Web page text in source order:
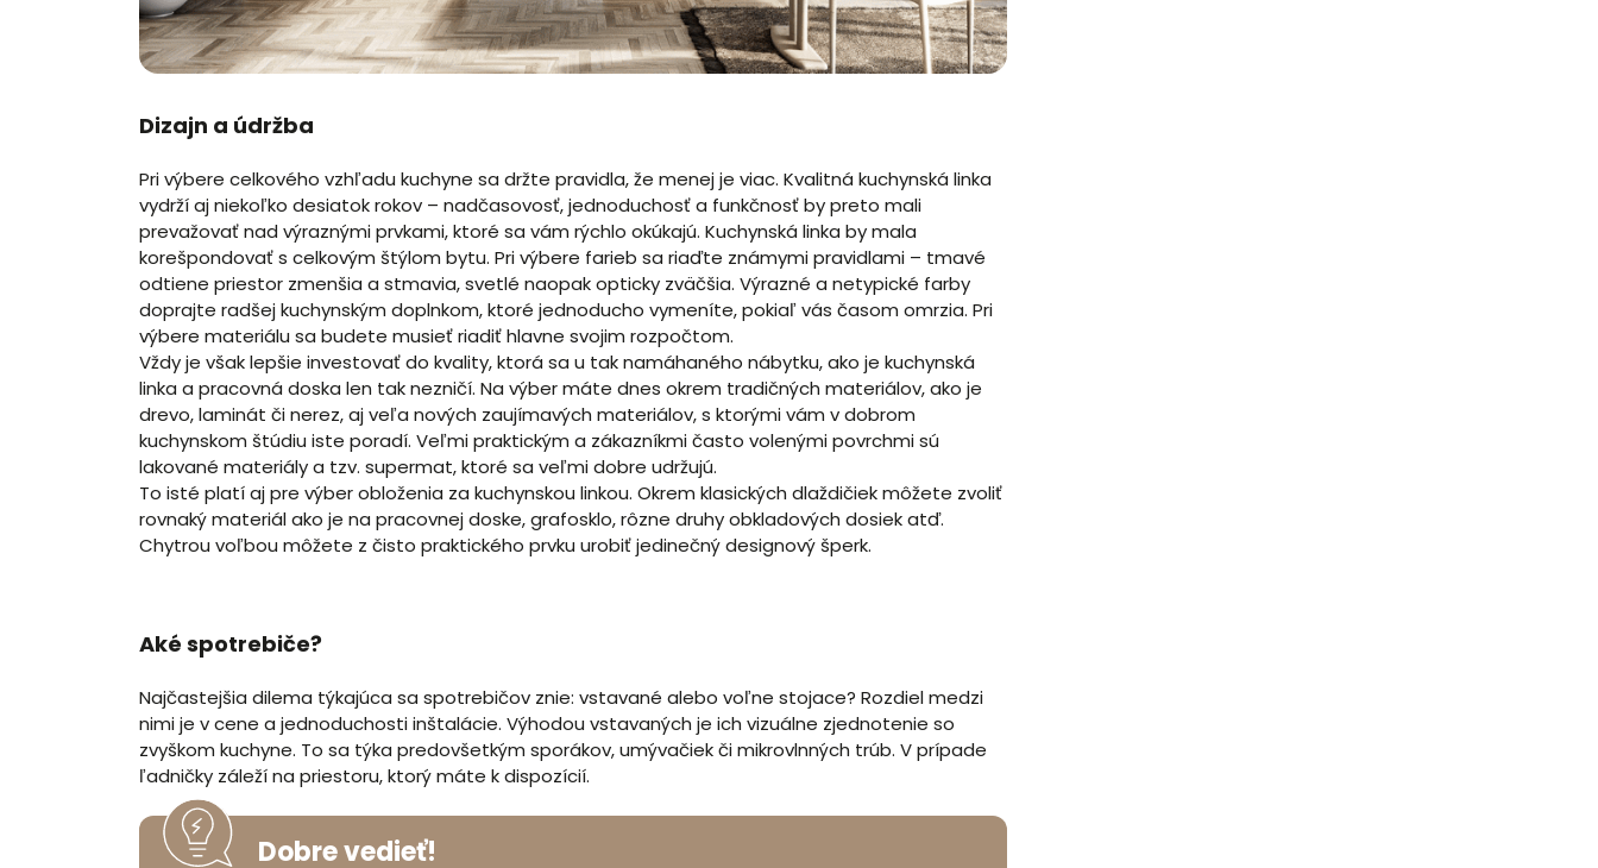
Dizajn a údržba
Pri výbere celkového vzhľadu kuchyne sa držte pravidla, že menej je viac. Kvalitná kuchynská linka
vydrží aj niekoľko desiatok rokov – nadčasovosť, jednoduchosť a funkčnosť by preto mali
prevažovať nad výraznými prvkami, ktoré sa vám rýchlo okúkajú. Kuchynská linka by mala
korešpondovať s celkovým štýlom bytu. Pri výbere farieb sa riaďte známymi pravidlami – tmavé
odtiene priestor zmenšia a stmavia, svetlé naopak opticky zväčšia. Výrazné a netypické farby
doprajte radšej kuchynským doplnkom, ktoré jednoducho vymeníte, pokiaľ vás časom omrzia. Pri
výbere materiálu sa budete musieť riadiť hlavne svojim rozpočtom.
Vždy je však lepšie investovať do kvality, ktorá sa u tak namáhaného nábytku, ako je kuchynská
linka a pracovná doska len tak nezničí. Na výber máte dnes okrem tradičných materiálov, ako je
drevo, laminát či nerez, aj veľa nových zaujímavých materiálov, s ktorými vám v dobrom
kuchynskom štúdiu iste poradí. Veľmi praktickým a zákazníkmi často volenými povrchmi sú
lakované materiály a tzv. supermat, ktoré sa veľmi dobre udržujú.
To isté platí aj pre výber obloženia za kuchynskou linkou. Okrem klasických dlaždičiek môžete zvoliť
rovnaký materiál ako je na pracovnej doske, grafosklo, rôzne druhy obkladových dosiek atď.
Chytrou voľbou môžete z čisto praktického prvku urobiť jedinečný designový šperk.
Aké spotrebiče?
Najčastejšia dilema týkajúca sa spotrebičov znie: vstavané alebo voľne stojace? Rozdiel medzi
nimi je v cene a jednoduchosti inštalácie. Výhodou vstavaných je ich vizuálne zjednotenie so
zvyškom kuchyne. To sa týka predovšetkým sporákov, umývačiek či mikrovlnných trúb. V prípade
ľadničky záleží na priestoru, ktorý máte k dispozícií.
Dobre vedieť!